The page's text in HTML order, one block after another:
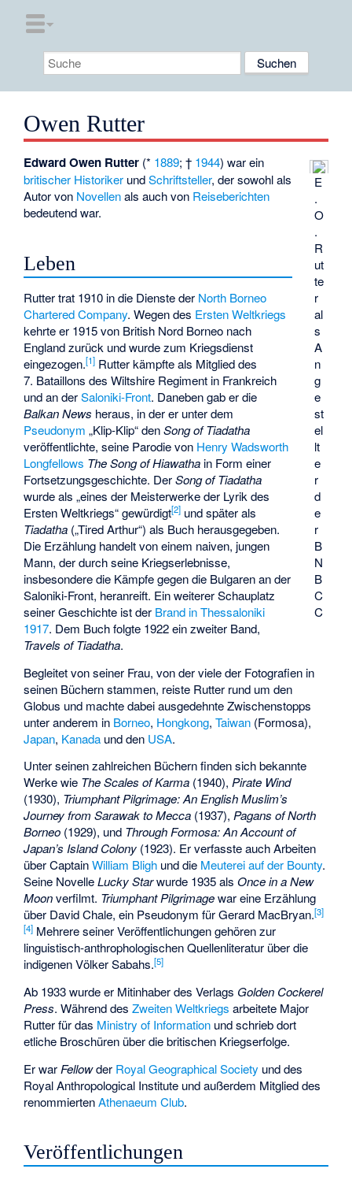
Owen Rutter
E
.
O
.
R
ut
te
r
al
s
A
n
g
e
st
el
lt
e
r
d
e
r
B
N
B
C
C
Edward Owen Rutter (* 1889; † 1944) war ein
britischer Historiker undSchriftsteller, der sowohl als
Autor von Novellenals auch von Reiseberichten
bedeutend war.
Leben
Rutter trat 1910 in die Dienste der North Borneo
Chartered Company. Wegen des Ersten Weltkriegs
kehrte er 1915 von British Nord Borneo nach
England zurück und wurde zum Kriegsdienst
eingezogen.[1] Rutter kämpfte als Mitglied des
7. Bataillons desWiltshire Regiment in Frankreich
und an derSaloniki-Front. Daneben gab er die
Balkan News heraus, in der er unter dem
Pseudonym „Klip-Klip“ denSong of Tiadatha
veröffentlichte, seine Parodie von Henry Wadsworth
Longfellows The Song of Hiawatha in Form einer
Fortsetzungsgeschichte. DerSong of Tiadatha
wurde als „eines der Meisterwerke der Lyrik des
Ersten Weltkriegs“ gewürdigt[2] und später als
Tiadatha („Tired Arthur“) als Buch herausgegeben.
Die Erzählung handelt von einem naiven, jungen
Mann, der durch seine Kriegserlebnisse,
insbesondere die Kämpfe gegen die Bulgaren an der
Saloniki-Front, heranreift. Ein weiterer Schauplatz
seiner Geschichte ist der Brand in Thessaloniki
1917. Dem Buch folgte 1922 ein zweiter Band,
Travels of Tiadatha.
Begleitet von seiner Frau, von der viele der Fotografien in
seinen Büchern stammen, reiste Rutter rund um den
Globus und machte dabei ausgedehnte Zwischenstopps
unter anderem in Borneo, Hongkong,Taiwan (Formosa),
Japan, Kanada und den USA.
Unter seinen zahlreichen Büchern finden sich bekannte
Werke wie The Scales of Karma (1940),Pirate Wind
(1930), Triumphant Pilgrimage: An English Muslim’s
Journey from Sarawak to Mecca (1937),Pagans of North
Borneo (1929), und Through Formosa: An Account of
Japan’s Island Colony (1923). Er verfasste auch Arbeiten
über CaptainWilliam Bligh und die Meuterei auf der Bounty.
Seine NovelleLucky Starwurde 1935 alsOnce in a New
Moonverfilmt. Triumphant Pilgrimagewar eine Erzählung
über David Chale, ein Pseudonym für Gerard MacBryan.[3]
[4] Mehrere seiner Veröffentlichungen gehören zur
linguistisch-anthrophologischen Quellenliteratur über die
indigenen Völker Sabahs.[5]
Ab 1933 wurde er Mitinhaber des Verlags Golden Cockerel
Press. Während desZweiten Weltkriegs arbeitete Major
Rutter für das Ministry of Information und schrieb dort
etliche Broschüren über die britischen Kriegserfolge.
Er war Fellowder Royal Geographical Society und des
Royal Anthropological Institute und außerdem Mitglied des
renommiertenAthenaeum Club.
Veröffentlichungen